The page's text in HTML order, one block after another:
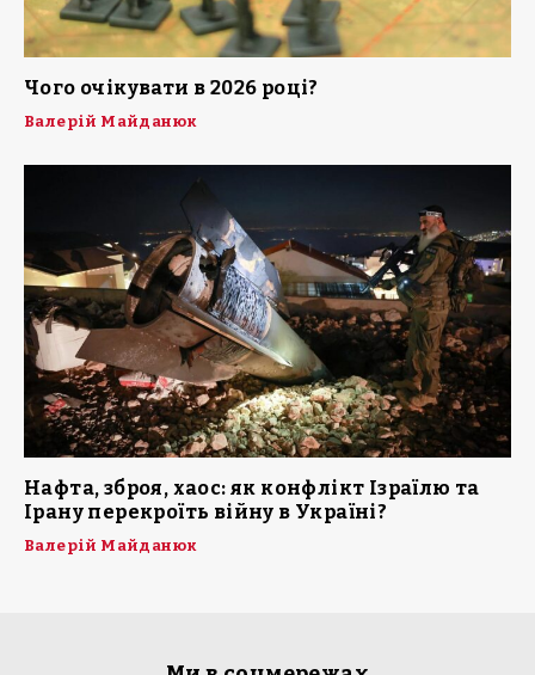
Чого очікувати в 2026 році?
Валерій Майданюк
Нафта, зброя, хаос: як конфлікт Ізраїлю та
Ірану перекроїть війну в Україні?
Валерій Майданюк